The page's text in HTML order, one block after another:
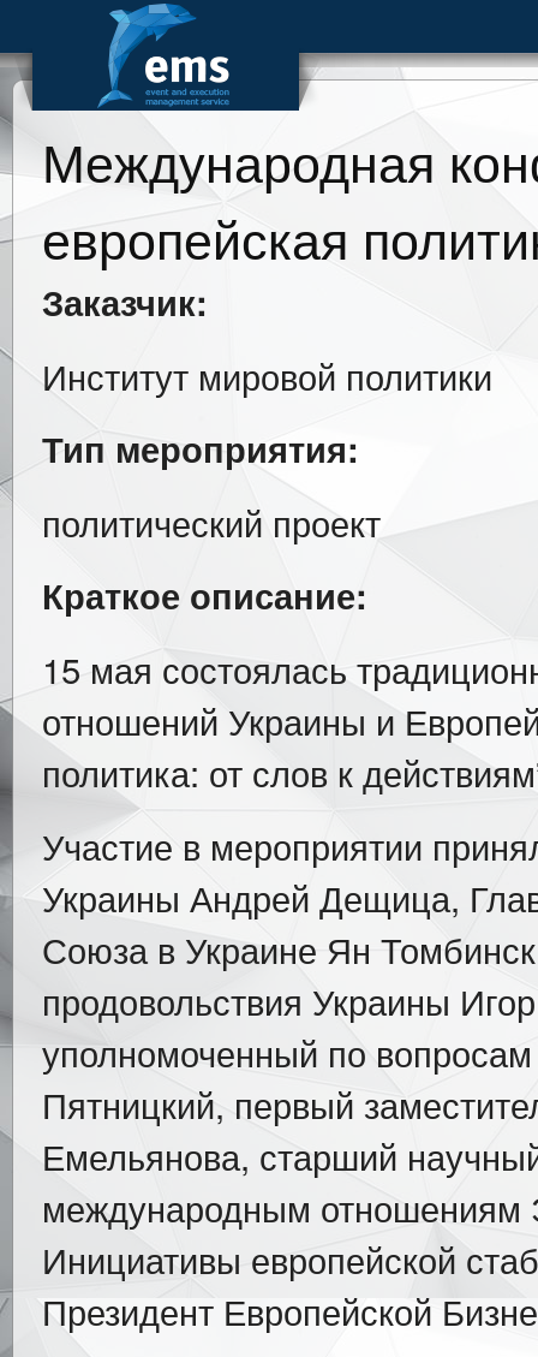
Международная
европейская
Заказчик:
Институт мировой политики
Тип мероприятия:
политический проект
Краткое описание:
15 мая состоялась
отношений Украины и
политика: от слов к
Участие в мероприятии
Украины Андрей Дещица,
Союза в Украине Ян
продовольствия Украины
уполномоченный по
Пятницкий, первый
Емельянова, старший
международным отношениям
Инициативы европейской
Президент Европейской